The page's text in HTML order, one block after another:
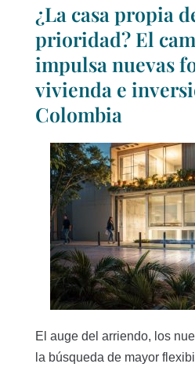
¿La casa propia
prioridad? El
impulsa nuevas
vivienda e
Colombia
El auge del arriendo, los
la búsqueda de mayor